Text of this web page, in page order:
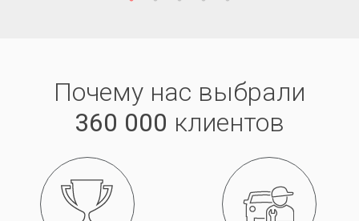
Почему нас выбрали
360 000 клиентов